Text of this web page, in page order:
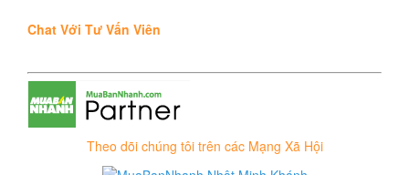
Chat Với Tư Vấn Viên
Theo dõi chúng tôi trên các Mạng Xã Hội